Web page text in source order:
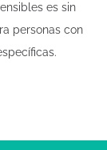
es sin
personas con